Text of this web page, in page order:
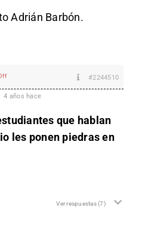
Adrián Barbón.
#2244510
4 años hace
que hablan
les ponen piedras en
Ver respuestas(7)